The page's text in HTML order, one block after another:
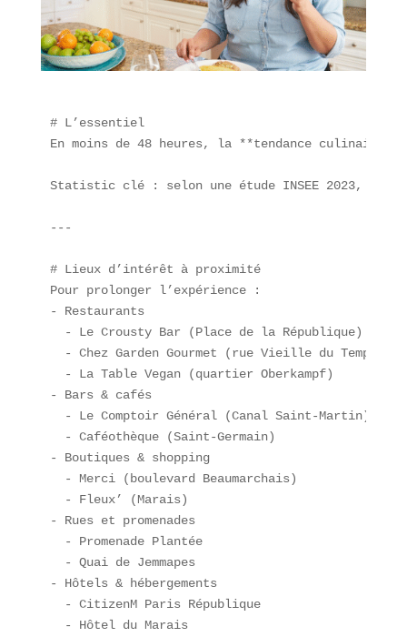
# L’essentiel
En moins de 48 heures, la **tendance
Statistic clé : selon une étude INSEE 2023, 68 %
---
# Lieux d’intérêt à proximité
Pour prolonger l’expérience :
- Restaurants
  - Le Crousty Bar (Place de la République)
  - Chez Garden Gourmet (rue Vieille du Temple)
  - La Table Vegan (quartier Oberkampf)
- Bars & cafés
  - Le Comptoir Général (Canal Saint-Martin)
  - Caféothèque (Saint-Germain)
- Boutiques & shopping
  - Merci (boulevard Beaumarchais)
  - Fleux’ (Marais)
- Rues et promenades
  - Promenade Plantée
  - Quai de Jemmapes
- Hôtels & hébergements
  - CitizenM Paris Répu­blique
  - Hôtel du Marais